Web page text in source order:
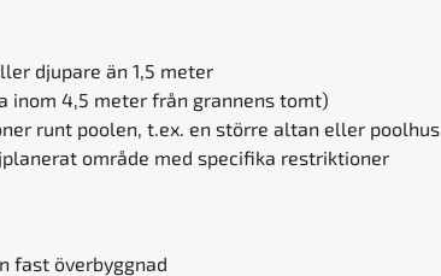
djupare än 1,5 meter
inom 4,5 meter från grannens tomt)
runt poolen, t.ex. en större altan eller poolhus
område med specifika restriktioner
fast överbyggnad